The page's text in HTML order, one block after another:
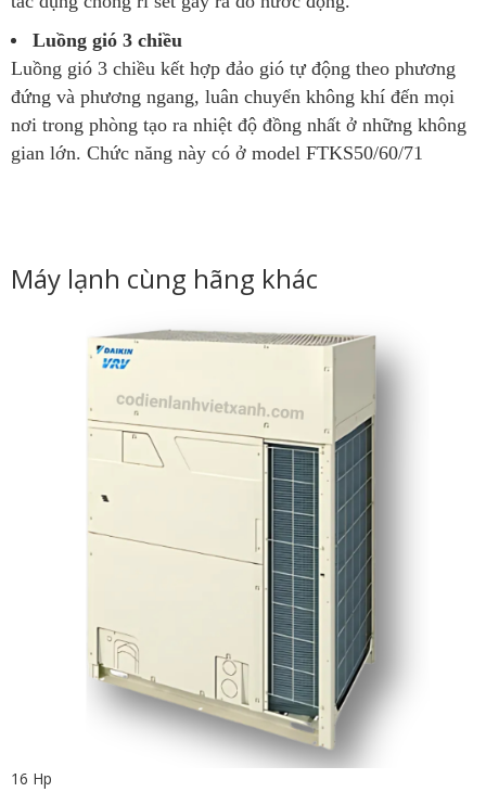
Luồng gió 3 chiều
Luồng gió 3 chiều kết hợp đảo gió tự động theo phương
đứng và phương ngang, luân chuyển không khí đến mọi
nơi trong phòng tạo ra nhiệt độ đồng nhất ở những không
gian lớn. Chức năng này có ở model FTKS50/60/71
Máy lạnh cùng hãng khác
16 Hp